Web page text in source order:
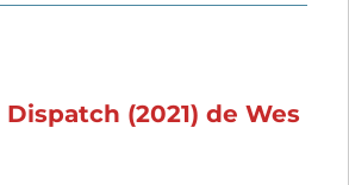
L’histoire
(2021)
(2021) de Wes